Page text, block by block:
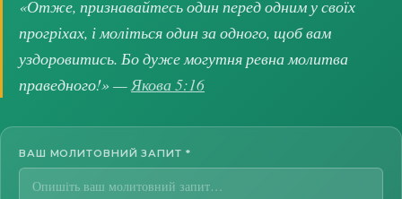
«Отже, признавайтесь один перед одним у своїх
прогріхах, і моліться один за одного, щоб вам
уздоровитись. Бо дуже могутня ревна молитва
праведного!» —Якова 5:16
ВАШ МОЛИТОВНИЙ ЗАПИТ *